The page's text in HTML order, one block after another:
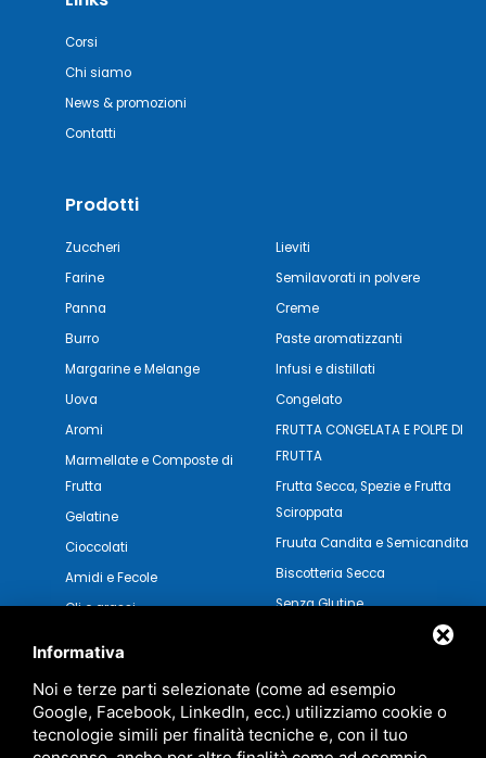
Corsi
Chi siamo
News & promozioni
Contatti
Prodotti
Zuccheri
Farine
Panna
Burro
Margarine e Melange
Uova
Aromi
Marmellate e Composte di
Frutta
Gelatine
Cioccolati
Amidi e Fecole
Oli e grassi
Lieviti
Semilavorati in polvere
Creme
Paste aromatizzanti
Infusi e distillati
Congelato
FRUTTA CONGELATA E POLPE DI
FRUTTA
Frutta Secca, Spezie e Frutta
Sciroppata
Fruuta Candita e Semicandita
Biscotteria Secca
Senza Glutine
Informativa
Noi e terze parti selezionate (come ad esempio
Google, Facebook, LinkedIn, ecc.) utilizziamo cookie o
tecnologie simili per finalità tecniche e, con il tuo